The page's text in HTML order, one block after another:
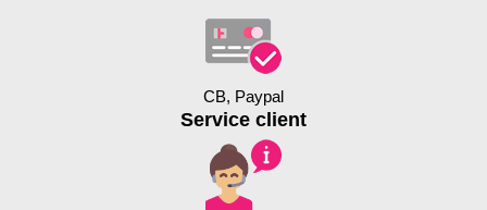
CB, Paypal
Service client